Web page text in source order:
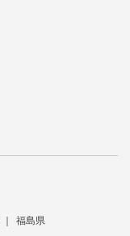
福島県